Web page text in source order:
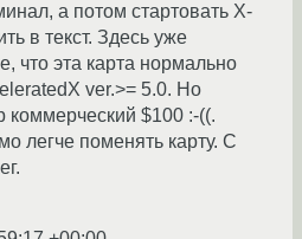
а потом стартовать Х-
в текст. Здесь уже
что эта карта нормально
ver.>= 5.0. Но
коммерческий $100 :-((.
легче поменять карту. С